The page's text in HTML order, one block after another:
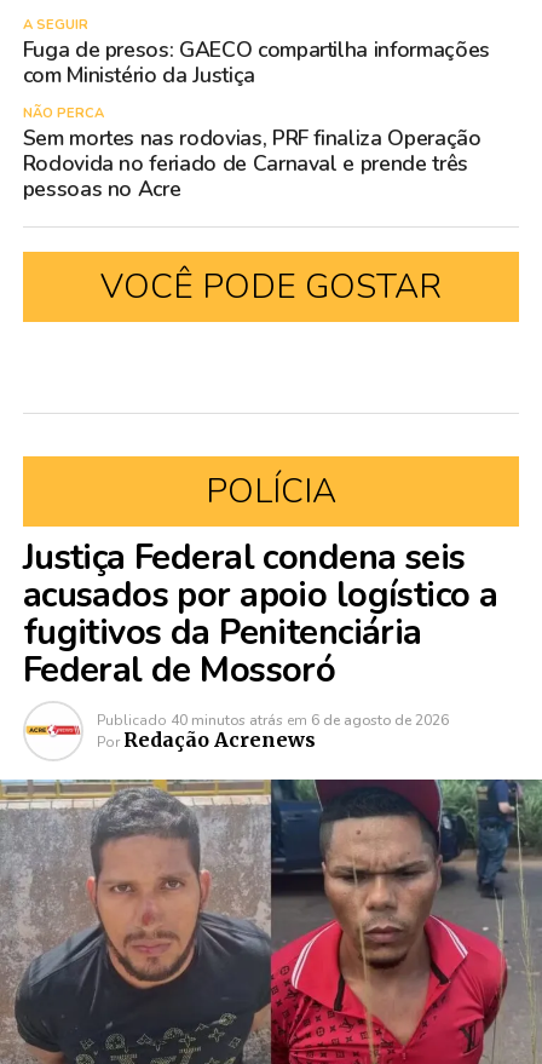
A SEGUIR
Fuga de presos: GAECO compartilha informações
com Ministério da Justiça
NÃO PERCA
Sem mortes nas rodovias, PRF finaliza Operação
Rodovida no feriado de Carnaval e prende três
pessoas no Acre
VOCÊ PODE GOSTAR
POLÍCIA
Justiça Federal condena seis
acusados por apoio logístico a
fugitivos da Penitenciária
Federal de Mossoró
Publicado 40 minutos atrás em 6 de agosto de 2026
Por Redação Acrenews